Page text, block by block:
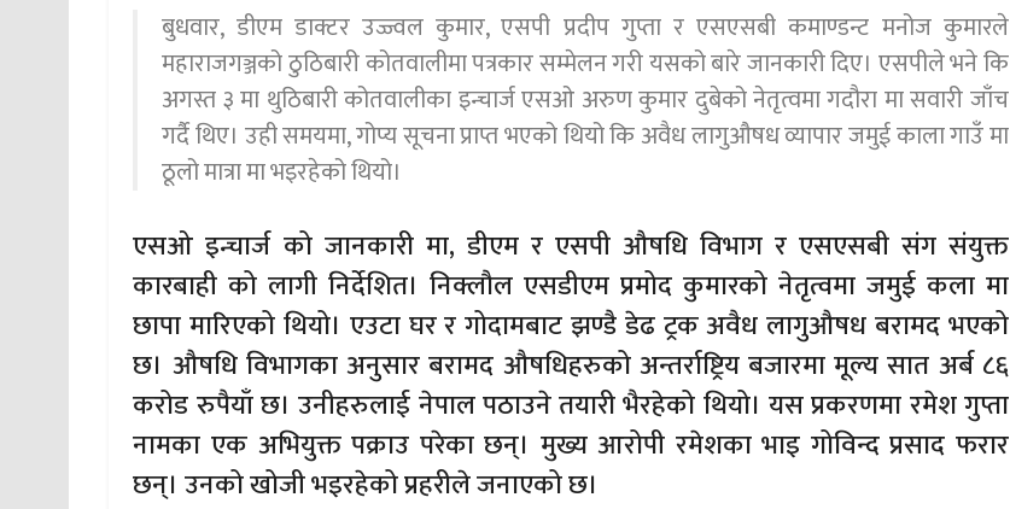
बुधवार, डीएम डाक्टर उज्ज्वल कुमार, एसपी प्रदीप गुप्ता र एसएसबी कमाण्डन्ट मनोज कुमारले
महाराजगञ्जको ठुठिबारी कोतवालीमा पत्रकार सम्मेलन गरी यसको बारे जानकारी दिए। एसपीले भने कि
अगस्त ३ मा थुठिबारी कोतवालीका इन्चार्ज एसओ अरुण कुमार दुबेको नेतृत्वमा गदौरा मा सवारी जाँच
गर्दै थिए। उही समयमा, गोप्य सूचना प्राप्त भएको थियो कि अवैध लागुऔषध व्यापार जमुई काला गाउँ मा
ठूलो मात्रा मा भइरहेको थियो।
एसओ इन्चार्ज को जानकारी मा, डीएम र एसपी औषधि विभाग र एसएसबी संग संयुक्त
कारबाही को लागी निर्देशित। निक्लौल एसडीएम प्रमोद कुमारको नेतृत्वमा जमुई कला मा
छापा मारिएको थियो। एउटा घर र गोदामबाट झण्डै डेढ ट्रक अवैध लागुऔषध बरामद भएको
छ। औषधि विभागका अनुसार बरामद औषधिहरुको अन्तर्राष्ट्रिय बजारमा मूल्य सात अर्ब ८६
करोड रुपैयाँ छ। उनीहरुलाई नेपाल पठाउने तयारी भैरहेको थियो। यस प्रकरणमा रमेश गुप्ता
नामका एक अभियुक्त पक्राउ परेका छन्। मुख्य आरोपी रमेशका भाइ गोविन्द प्रसाद फरार
छन्। उनको खोजी भइरहेको प्रहरीले जनाएको छ।